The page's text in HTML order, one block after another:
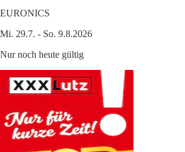
EURONICS
Mi. 29.7. - So. 9.8.2026
Nur noch heute gültig